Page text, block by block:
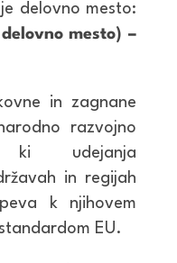
delovno mesto:
delovno mesto) –
in zagnane
razvojno
ki udejanja
in regijah
k njihovem
EU.